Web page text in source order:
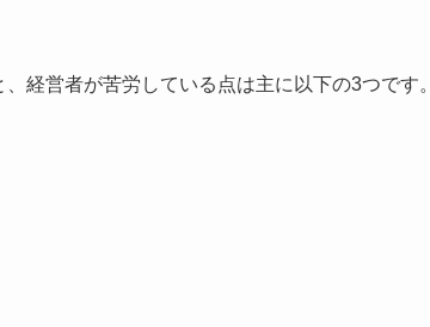
経営者が苦労している点は主に以下の3つです。